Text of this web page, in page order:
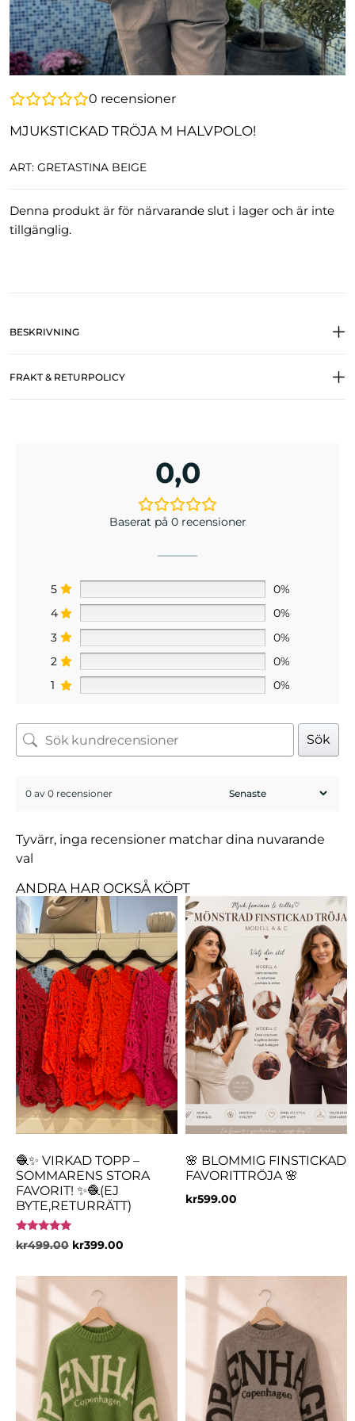
0 recensioner
MJUKSTICKAD TRÖJA M HALVPOLO!
ART: GRETASTINA BEIGE
Denna produkt är för närvarande slut i lager och är inte
tillgänglig.
BESKRIVNING
FRAKT & RETURPOLICY
0,0
Baserat på 0 recensioner
5
0%
4
0%
3
0%
2
0%
1
0%
Sök
0 av 0 recensioner
Tyvärr, inga recensioner matchar dina nuvarande
val
ANDRA HAR OCKSÅ KÖPT
🧶✨ VIRKAD TOPP –
SOMMARENS STORA
FAVORIT! ✨🧶(EJ
BYTE,RETURRÄTT)
Betygsatt
5.00
kr499.00 kr399.00
🌸 BLOMMIG FINSTICKAD
FAVORITTRÖJA 🌸
kr599.00